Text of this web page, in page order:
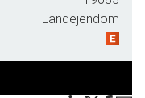
i horisonten.
kommer ofte på
bestående af 2
Landejendom